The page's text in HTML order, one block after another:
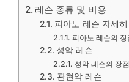
레슨 종류 및 비용
피아노 레슨 자세
피아노 레슨의 장
성악 레슨
성악 레슨의 장점
관현악 레슨